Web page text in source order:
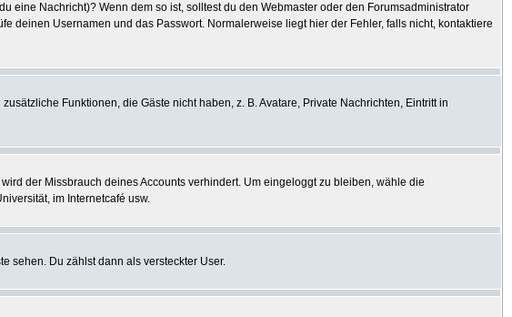
eine Nachricht)? Wenn dem so ist, solltest du den Webmaster oder den Forumsadministrator
deinen Usernamen und das Passwort. Normalerweise liegt hier der Fehler, falls nicht, kontaktiere
Funktionen, die Gäste nicht haben, z. B. Avatare, Private Nachrichten, Eintritt in
der Missbrauch deines Accounts verhindert. Um eingeloggt zu bleiben, wähle die
im Internetcafé usw.
sehen. Du zählst dann als versteckter User.